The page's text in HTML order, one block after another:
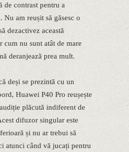
de contrast pentru a
am reușit să găsesc o
dezactivez această
cum nu sunt atât de mare
deranjează prea mult.
deși se prezintă cu un
Huawei P40 Pro reușește
plăcută indiferent de
difuzor singular este
și nu ar trebui să
atunci când vă jucați pentru